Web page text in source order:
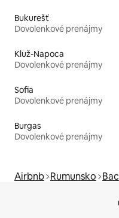
Bukurešť
Dovolenkové prenájmy
Kluž-Napoca
Dovolenkové prenájmy
Sofia
Dovolenkové prenájmy
Burgas
Dovolenkové prenájmy
Airbnb Rumunsko